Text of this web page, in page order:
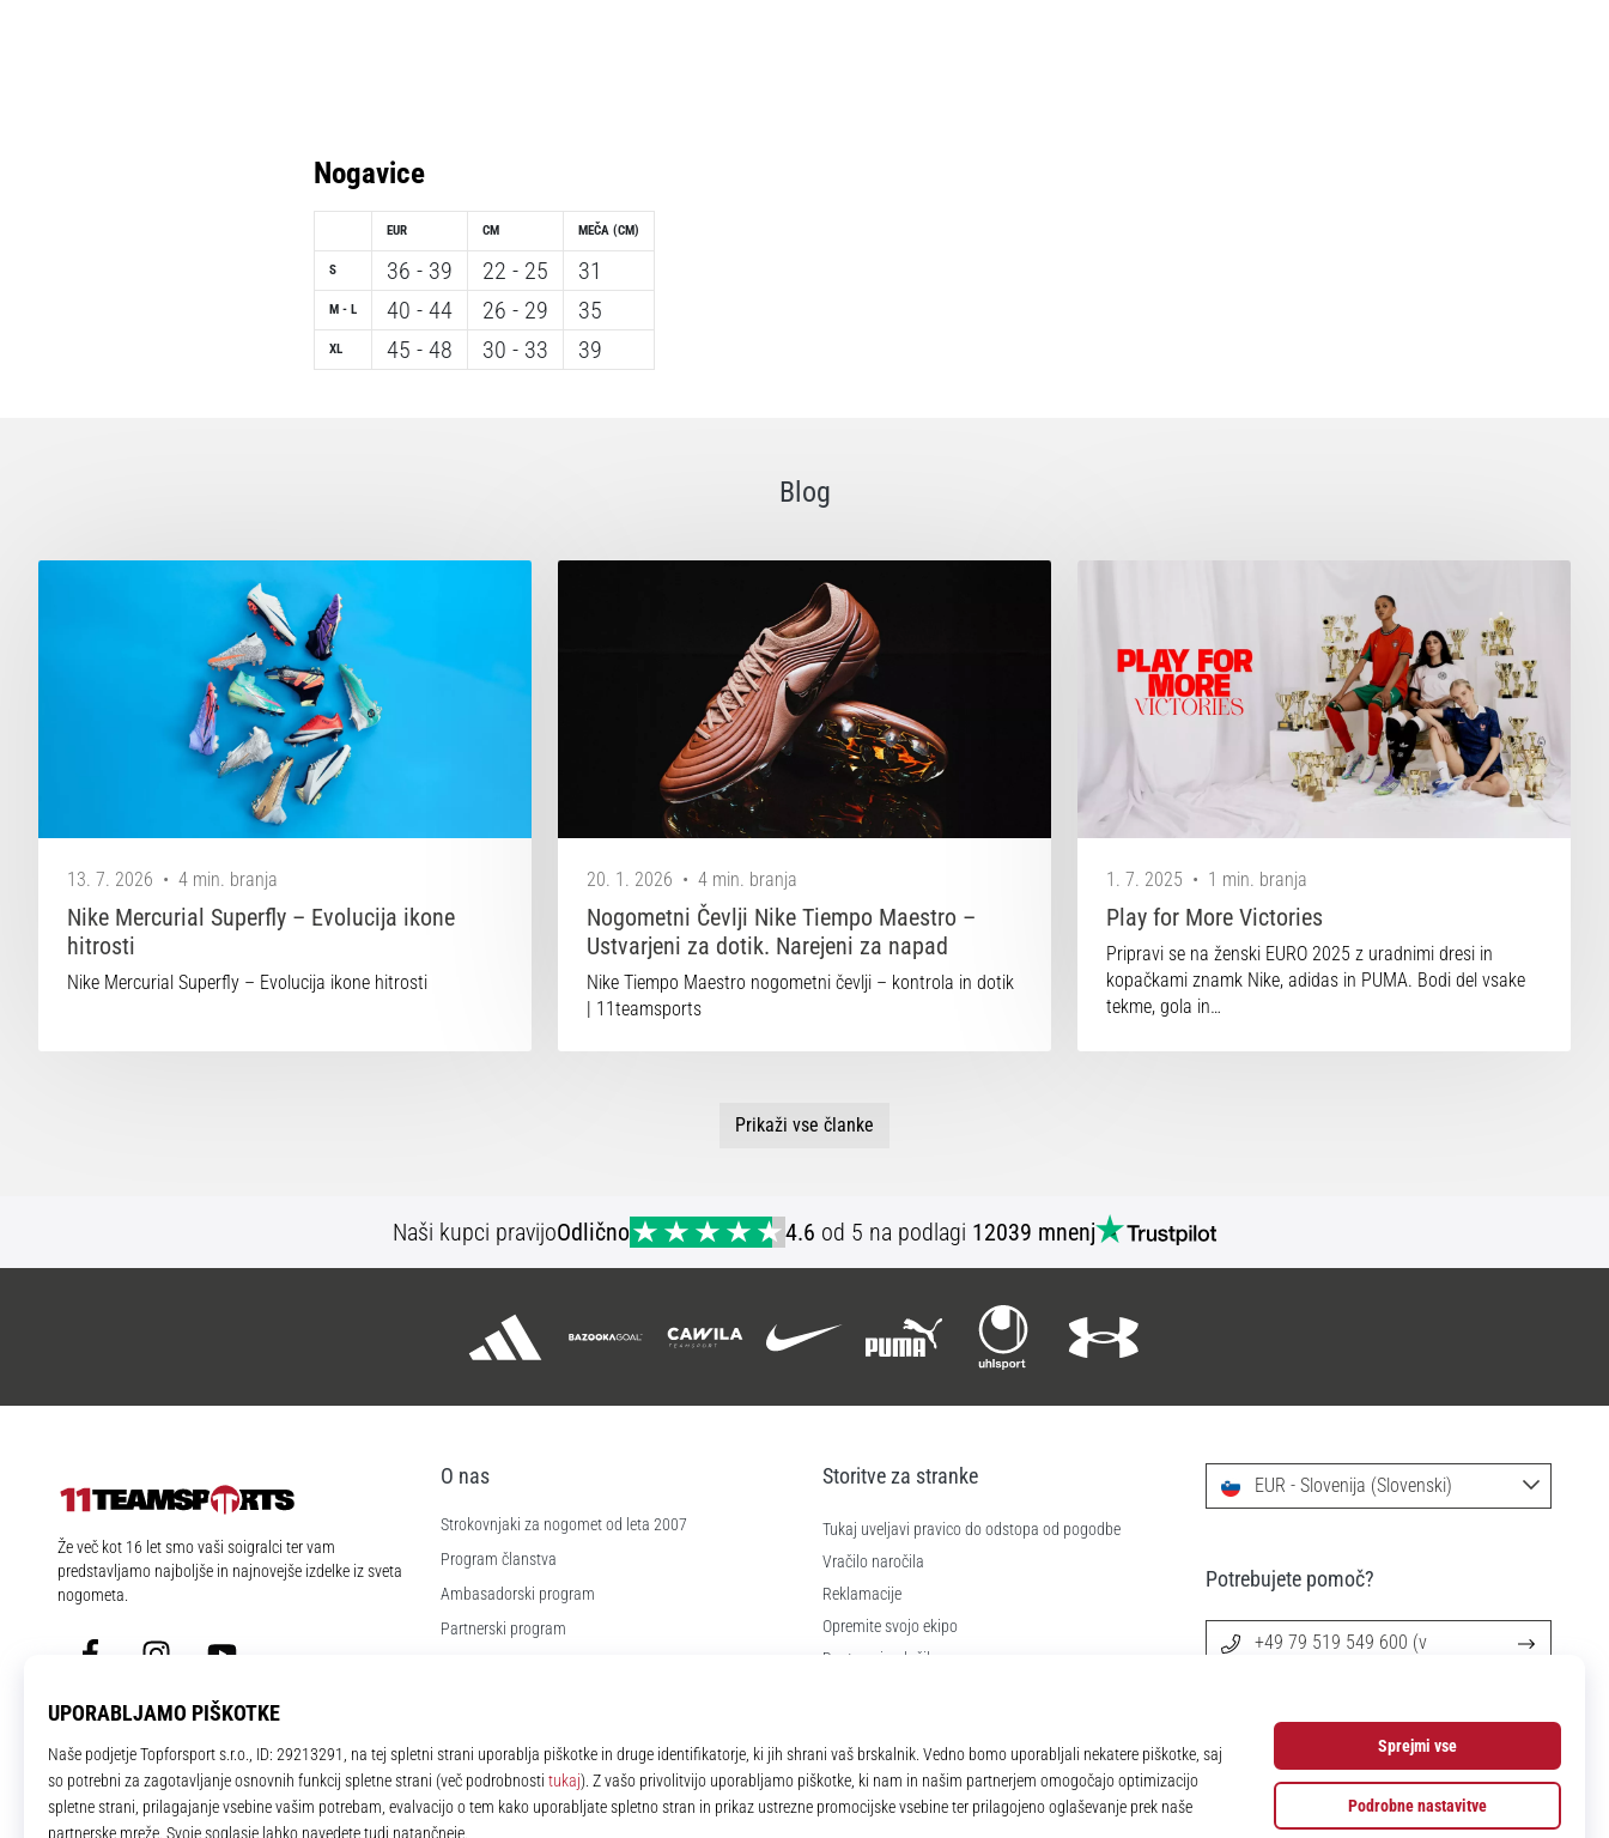
Nogavice
S
M - L
XL
EUR
36 - 39
40 - 44
45 - 48
CM
22 - 25
26 - 29
30 - 33
MEČA (CM)
31
35
39
Blog
13. 7. 2026 • 4 min. branja
Nike Mercurial Superfly – Evolucija ikone
hitrosti
Nike Mercurial Superfly – Evolucija ikone hitrosti
20. 1. 2026 • 4 min. branja
Nogometni Čevlji Nike Tiempo Maestro –
Ustvarjeni za dotik. Narejeni za napad
Nike Tiempo Maestro nogometni čevlji – kontrola in dotik
| 11teamsports
1. 7. 2025 • 1 min. branja
Play for More Victories
Pripravi se na ženski EURO 2025 z uradnimi dresi in
kopačkami znamk Nike, adidas in PUMA. Bodi del vsake
tekme, gola in…
Prikaži vse članke
Naši kupci pravijoOdlično 4.6 od 5 na podlagi 12039 mnenj
11teamsports.si
Že več kot 16 let smo vaši soigralci ter vam
predstavljamo najboljše in najnovejše izdelke iz sveta
nogometa.
FacebookInstagramYouTube
O nas
Strokovnjaki za nogomet od leta 2007
Program članstva
Ambasadorski program
Partnerski program
Storitve za stranke
Tukaj uveljavi pravico do odstopa od pogodbe
Vračilo naročila
Reklamacije
Opremite svojo ekipo
Dostava in plačilo
Pogosto zastavljena vprašanja
Politika zasebnosti
EUR - Slovenija (Slovenski)
Potrebujete pomoč?
+49 79 519 549 600 (v
info@11teamsports.si